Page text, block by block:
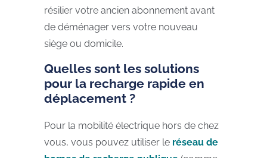
résilier votre ancien abonnement avant
de déménager vers votre nouveau
siège ou domicile.
Quelles sont les solutions
pour la recharge rapide en
déplacement ?
Pour la mobilité électrique hors de chez
vous, vous pouvez utiliser le réseau de